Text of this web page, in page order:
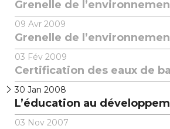
Grenelle de
09 Avr 2009
Grenelle de
03 Fév 2009
Certification des eaux de
30 Jan 2008
L’éducation au
03 Nov 2007